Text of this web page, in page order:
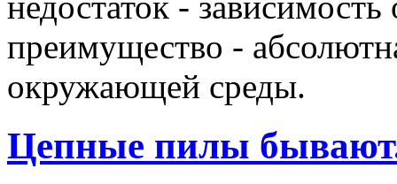
преимущество -
окружающей среды.
Цепные пилы